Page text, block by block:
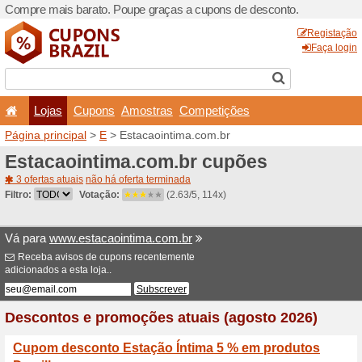
Compre mais barato.
Lojas Cupons
Página principal>E>